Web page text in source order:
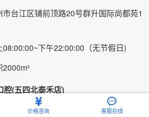
市台江区铺前顶路20号群升国际尚都苑1
08:00:00~下午22:00:00（无节假日)
腔(五四北泰禾店)
价格咨询 客服在线